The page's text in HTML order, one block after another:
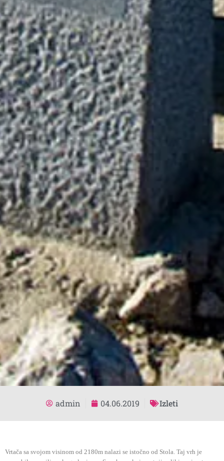
admin 04.06.2019 Izleti
Vrtača sa svojom visinom od 2180m nalazi se istočno od Stola. Taj vrh je